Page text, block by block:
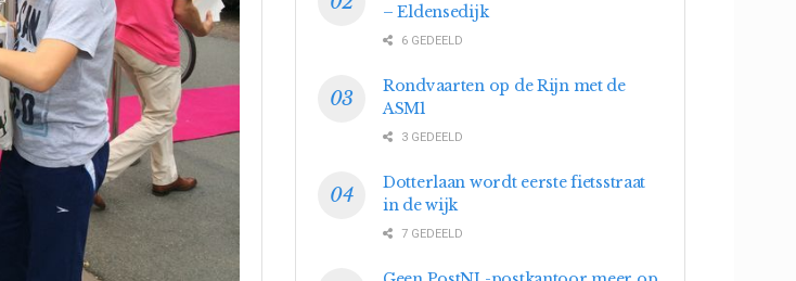
– Eldensedijk
6 GEDEELD
Rondvaarten op de Rijn met de
ASM1
3 GEDEELD
Dotterlaan wordt eerste fietsstraat
in de wijk
7 GEDEELD